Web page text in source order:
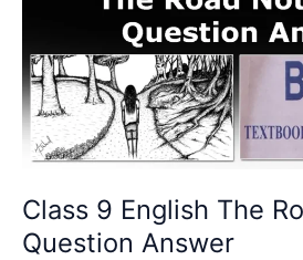
Answer
Class 9 English The
Question Answer